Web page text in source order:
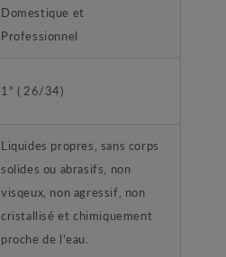
Domestique et
Professionnel
1" ( 26/34)
Liquides propres, sans corps
solides ou abrasifs, non
visqeux, non agressif, non
cristallisé et chimiquement
proche de l'eau.